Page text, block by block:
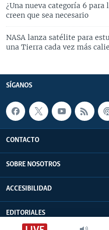
¿Una nueva categoría 6 para
creen que sea necesario
NASA lanza satélite para
una Tierra cada vez más
SÍGANOS
CONTACTO
SOBRE NOSOTROS
ACCESIBILIDAD
EDITORIALES